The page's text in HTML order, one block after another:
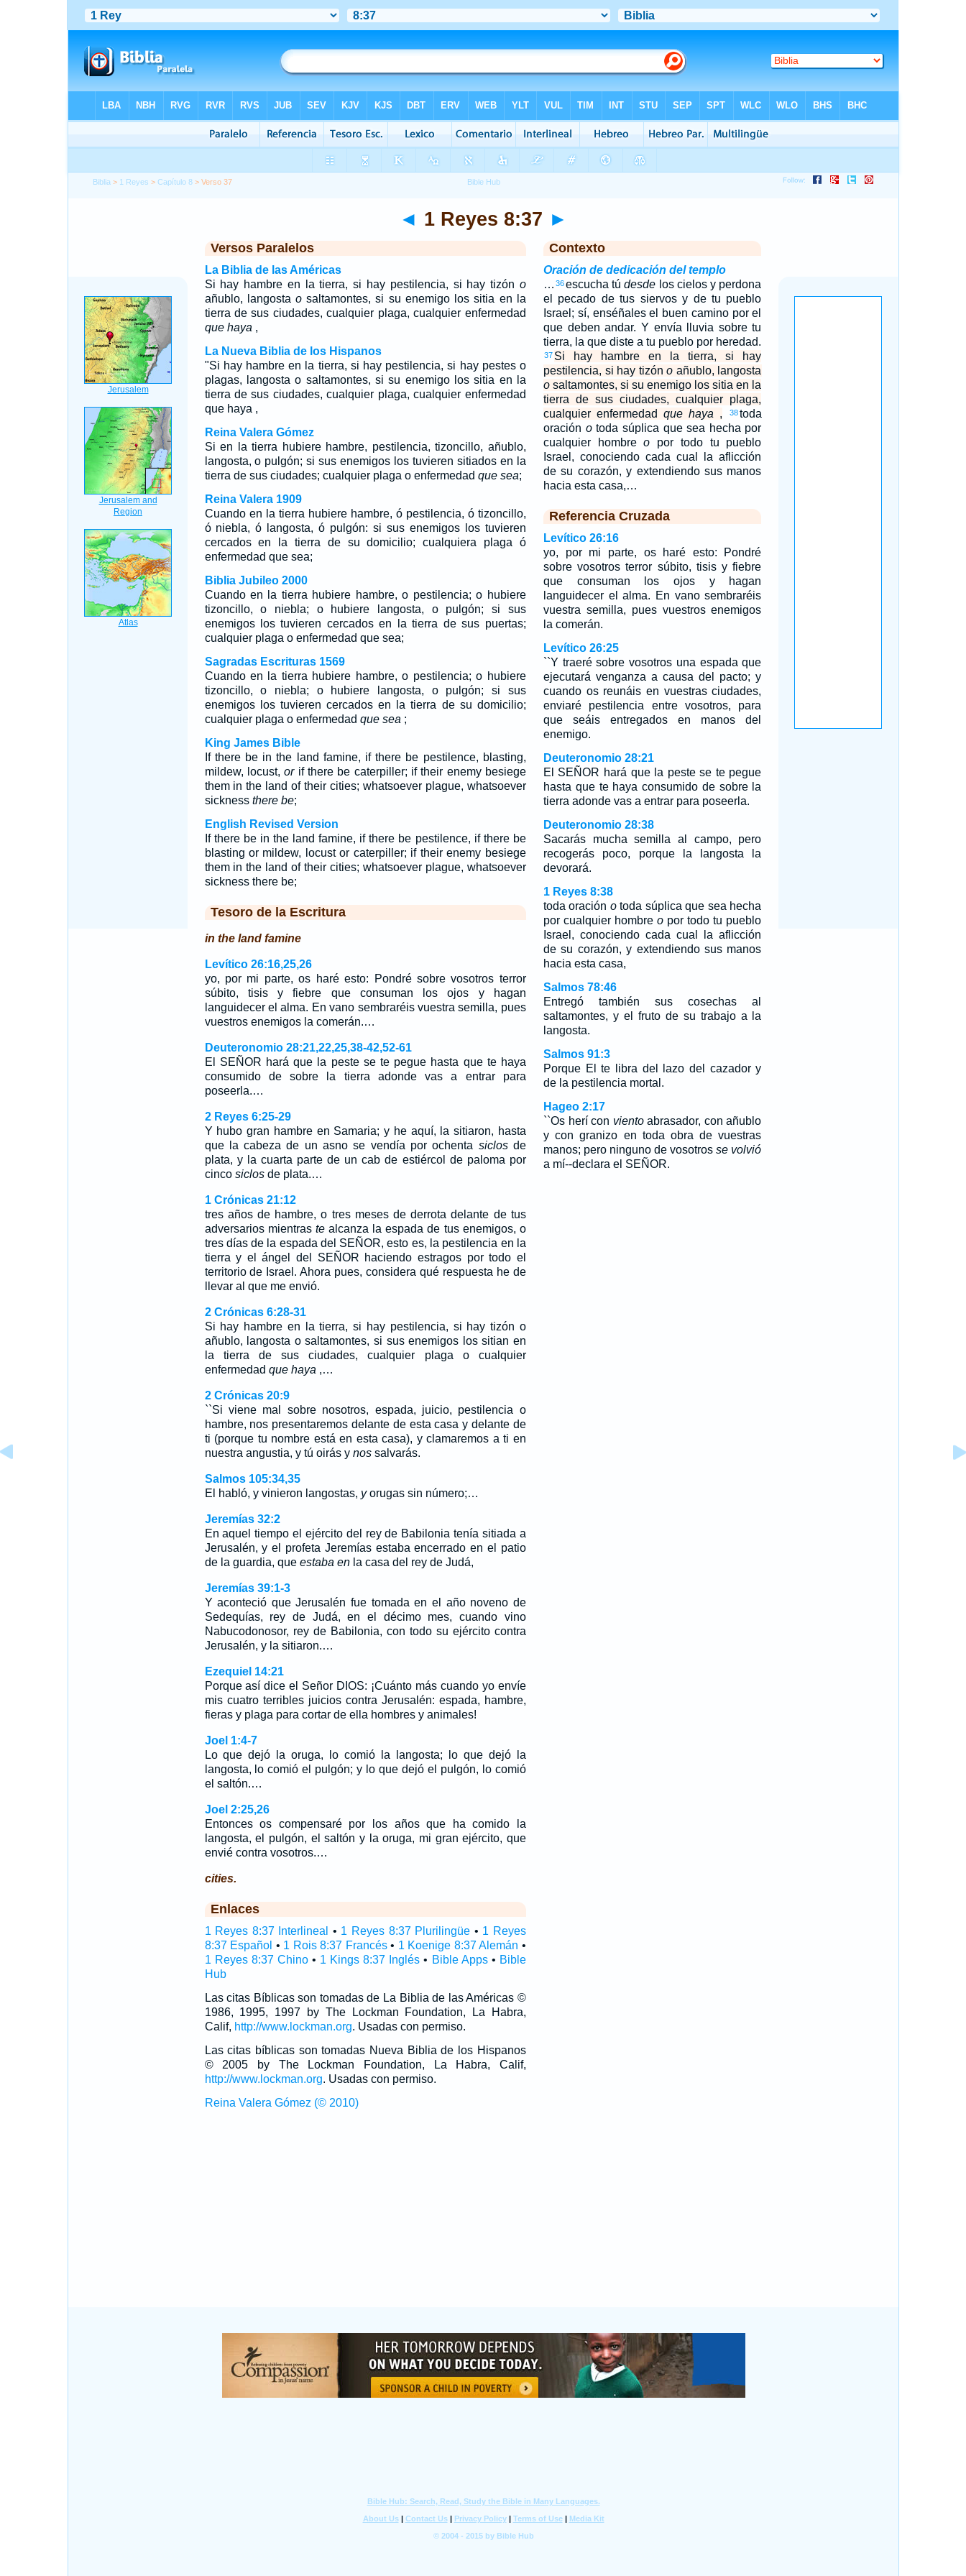
Biblia > 1 Reyes >Capítulo 8 > Verso 37
◄ 1 Reyes 8:37 ►
Versos Paralelos
La Biblia de las Américas
Si hay hambre en la tierra, si hay pestilencia, si hay tizón o
añublo, langosta osaltamontes, si su enemigo los sitia en la
tierra de sus ciudades, cualquier plaga, cualquier enfermedad
que haya ,
La Nueva Biblia de los Hispanos
"Si hay hambre en la tierra, si hay pestilencia, si hay pestes o
plagas, langosta o saltamontes, si su enemigo los sitia en la
tierra de sus ciudades, cualquier plaga, cualquier enfermedad
que haya ,
Reina Valera Gómez
Si en la tierra hubiere hambre, pestilencia, tizoncillo, añublo,
langosta, o pulgón; si sus enemigos los tuvieren sitiados en la
tierra de sus ciudades; cualquier plaga o enfermedad que sea;
Reina Valera 1909
Cuando en la tierra hubiere hambre, ó pestilencia, ó tizoncillo,
ó niebla, ó langosta, ó pulgón: si sus enemigos los tuvieren
cercados en la tierra de su domicilio; cualquiera plaga ó
enfermedad que sea;
Biblia Jubileo 2000
Cuando en la tierra hubiere hambre, o pestilencia; o hubiere
tizoncillo, o niebla; o hubiere langosta, o pulgón; si sus
enemigos los tuvieren cercados en la tierra de sus puertas;
cualquier plaga o enfermedad que sea;
Sagradas Escrituras 1569
Cuando en la tierra hubiere hambre, o pestilencia; o hubiere
tizoncillo, o niebla; o hubiere langosta, o pulgón; si sus
enemigos los tuvieren cercados en la tierra de su domicilio;
cualquier plaga o enfermedad que sea ;
King James Bible
If there be in the land famine, if there be pestilence, blasting,
mildew, locust,orif there be caterpiller; if their enemy besiege
them in the land of their cities; whatsoever plague, whatsoever
sickness there be;
English Revised Version
If there be in the land famine, if there be pestilence, if there be
blasting or mildew, locust or caterpiller; if their enemy besiege
them in the land of their cities; whatsoever plague, whatsoever
sickness there be;
Tesoro de la Escritura
in the land famine
Levítico 26:16,25,26
yo, por mi parte, os haré esto: Pondré sobre vosotros terror
súbito, tisis y fiebre que consuman los ojos y hagan
languidecer el alma. En vano sembraréis vuestra semilla, pues
vuestros enemigos la comerán.…
Deuteronomio 28:21,22,25,38-42,52-61
El SEÑOR hará que la peste se te pegue hasta que te haya
consumido de sobre la tierra adonde vas a entrar para
poseerla.…
2 Reyes 6:25-29
Y hubo gran hambre en Samaria; y he aquí, la sitiaron, hasta
que la cabeza de un asno se vendía por ochenta siclosde
plata, y la cuarta parte de un cab de estiércol de paloma por
cinco siclosde plata.…
1 Crónicas 21:12
tres años de hambre, o tres meses de derrota delante de tus
adversarios mientras tealcanza la espada de tus enemigos, o
tres días de la espada del SEÑOR, esto es, la pestilencia en la
tierra y el ángel del SEÑOR haciendo estragos por todo el
territorio de Israel. Ahora pues, considera qué respuesta he de
llevar al que me envió.
2 Crónicas 6:28-31
Si hay hambre en la tierra, si hay pestilencia, si hay tizón o
añublo, langosta o saltamontes, si sus enemigos los sitian en
la tierra de sus ciudades, cualquier plaga o cualquier
enfermedad que haya ,…
2 Crónicas 20:9
``Si viene mal sobre nosotros, espada, juicio, pestilencia o
hambre, nos presentaremos delante de esta casa y delante de
ti (porque tu nombre está en esta casa), y clamaremos a ti en
nuestra angustia, y tú oirás y nossalvarás.
Salmos 105:34,35
El habló, y vinieron langostas, yorugas sin número;…
Jeremías 32:2
En aquel tiempo el ejército del rey de Babilonia tenía sitiada a
Jerusalén, y el profeta Jeremías estaba encerrado en el patio
de la guardia, que estaba enla casa del rey de Judá,
Jeremías 39:1-3
Y aconteció que Jerusalén fue tomada en el año noveno de
Sedequías, rey de Judá, en el décimo mes, cuando vino
Nabucodonosor, rey de Babilonia, con todo su ejército contra
Jerusalén, y la sitiaron.…
Ezequiel 14:21
Porque así dice el Señor DIOS: ¡Cuánto más cuando yo envíe
mis cuatro terribles juicios contra Jerusalén: espada, hambre,
fieras y plaga para cortar de ella hombres y animales!
Joel 1:4-7
Lo que dejó la oruga, lo comió la langosta; lo que dejó la
langosta, lo comió el pulgón; y lo que dejó el pulgón, lo comió
el saltón.…
Joel 2:25,26
Entonces os compensaré por los años que ha comido la
langosta, el pulgón, el saltón y la oruga, mi gran ejército, que
envié contra vosotros.…
cities.
Enlaces
1 Reyes 8:37 Interlineal • 1 Reyes 8:37 Plurilingüe • 1 Reyes
8:37 Español • 1 Rois 8:37 Francés• 1 Koenige 8:37 Alemán •
1 Reyes 8:37 Chino• 1 Kings 8:37 Inglés • Bible Apps• Bible
Hub
Las citas Bíblicas son tomadas de La Biblia de las Américas ©
1986, 1995, 1997 by The Lockman Foundation, La Habra,
Calif, http://www.lockman.org. Usadas con permiso.
Las citas bíblicas son tomadas Nueva Biblia de los Hispanos
© 2005 by The Lockman Foundation, La Habra, Calif,
http://www.lockman.org. Usadas con permiso.
Reina Valera Gómez (© 2010)
Contexto
Oración de dedicación del templo
… 36escucha túdesde los cielos y perdona
el pecado de tus siervos y de tu pueblo
Israel; sí, enséñales el buen camino por el
que deben andar. Y envía lluvia sobre tu
tierra, la que diste a tu pueblo por heredad.
37 Si hay hambre en la tierra, si hay
pestilencia, si hay tizóno añublo, langosta
osaltamontes, si su enemigo los sitia en la
tierra de sus ciudades, cualquier plaga,
cualquier enfermedadque haya , 38 toda
oración otoda súplica que sea hecha por
cualquier hombreo por todo tu pueblo
Israel, conociendo cada cual la aflicción
de su corazón, y extendiendo sus manos
hacia esta casa,…
Referencia Cruzada
Levítico 26:16
yo, por mi parte, os haré esto: Pondré
sobre vosotros terror súbito, tisis y fiebre
que consuman los ojos y hagan
languidecer el alma. En vano sembraréis
vuestra semilla, pues vuestros enemigos
la comerán.
Levítico 26:25
``Y traeré sobre vosotros una espada que
ejecutará venganza a causa del pacto; y
cuando os reunáis en vuestras ciudades,
enviaré pestilencia entre vosotros, para
que seáis entregados en manos del
enemigo.
Deuteronomio 28:21
El SEÑOR hará que la peste se te pegue
hasta que te haya consumido de sobre la
tierra adonde vas a entrar para poseerla.
Deuteronomio 28:38
Sacarás mucha semilla al campo, pero
recogerás poco, porque la langosta la
devorará.
1 Reyes 8:38
toda oración otoda súplica que sea hecha
por cualquier hombreo por todo tu pueblo
Israel, conociendo cada cual la aflicción
de su corazón, y extendiendo sus manos
hacia esta casa,
Salmos 78:46
Entregó también sus cosechas al
saltamontes, y el fruto de su trabajo a la
langosta.
Salmos 91:3
Porque El te libra del lazo del cazador y
de la pestilencia mortal.
Hageo 2:17
``Os herí con vientoabrasador, con añublo
y con granizo en toda obra de vuestras
manos; pero ninguno de vosotrosse volvió
a mí--declara el SEÑOR.